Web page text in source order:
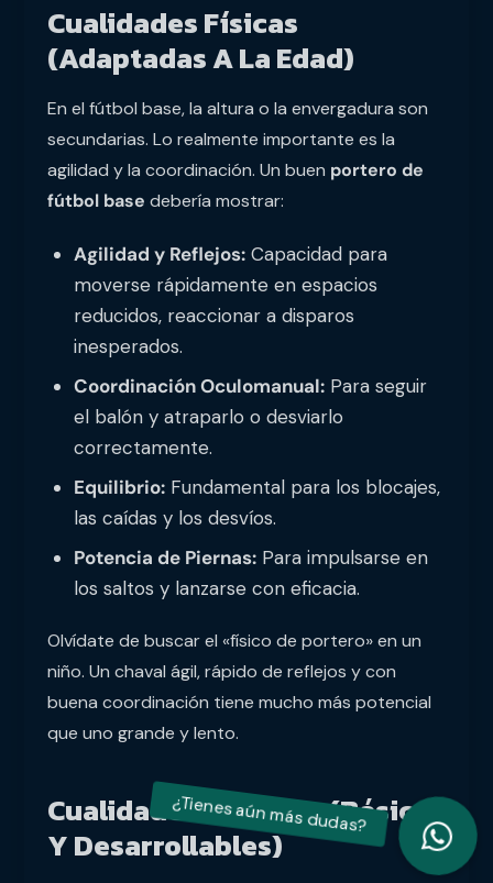
Cualidades Físicas
(Adaptadas A La Edad)
En el fútbol base, la altura o la envergadura son
secundarias. Lo realmente importante es la
agilidad y la coordinación. Un buen portero de
fútbol base debería mostrar:
Agilidad y Reflejos:Capacidad para
moverse rápidamente en espacios
reducidos, reaccionar a disparos
inesperados.
Coordinación Oculomanual:Para seguir
el balón y atraparlo o desviarlo
correctamente.
Equilibrio:Fundamental para los blocajes,
las caídas y los desvíos.
Potencia de Piernas:Para impulsarse en
los saltos y lanzarse con eficacia.
Olvídate de buscar el «físico de portero» en un
niño. Un chaval ágil, rápido de reflejos y con
buena coordinación tiene mucho más potencial
que uno grande y lento.
Cualidades Técnicas (Básicas
Y Desarrollables)